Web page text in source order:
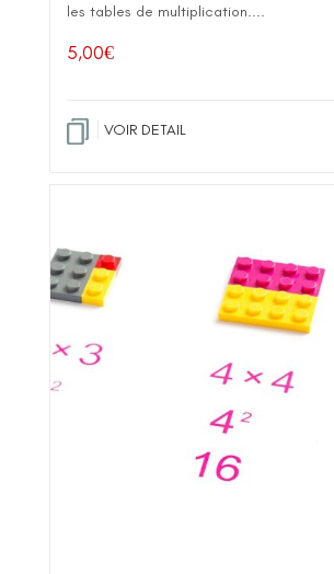
les tables de multiplication....
5,00€
VOIR DETAIL